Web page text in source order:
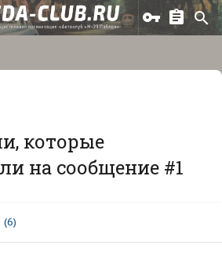
которые
на сообщение #1
(6)